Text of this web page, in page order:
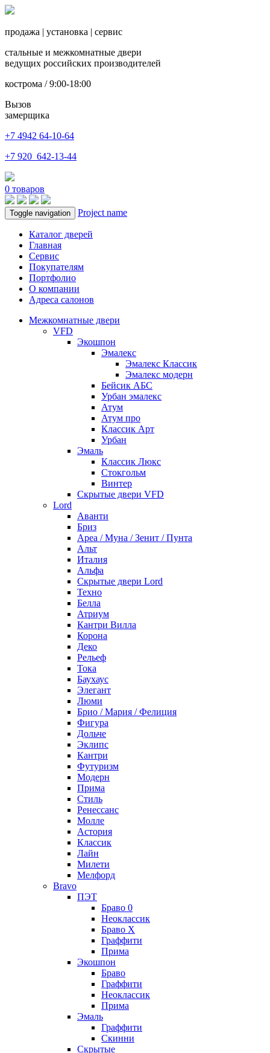
продажа | установка | сервис
стальные и межкомнатные двери
ведущих российских производителей
кострома / 9:00-18:00
Вызов
замерщика
+7 4942 64-10-64
+7 920 642-13-44
0 товаров
Toggle navigation Project name
Каталог дверей
Главная
Сервис
Покупателям
Портфолио
О компании
Адреса салонов
Межкомнатные двери
VFD
Экошпон
Эмалекс
Эмалекс Классик
Эмалекс модерн
Бейсик АБС
Урбан эмалекс
Атум
Атум про
Классик Арт
Урбан
Эмаль
Классик Люкс
Стокгольм
Винтер
Скрытые двери VFD
Lord
Аванти
Бриз
Ареа / Муна / Зенит / Пунта
Альт
Италия
Альфа
Скрытые двери Lord
Техно
Белла
Атриум
Кантри Вилла
Корона
Деко
Рельеф
Тока
Баухаус
Элегант
Люми
Брио / Мария / Фелиция
Фигура
Дольче
Эклипс
Кантри
Футуризм
Модерн
Прима
Стиль
Ренессанс
Молле
Астория
Классик
Лайн
Милети
Мелфорд
Bravo
ПЭТ
Браво 0
Неоклассик
Браво Х
Граффити
Прима
Экошпон
Браво
Граффити
Неоклассик
Прима
Эмаль
Граффити
Скинни
Скрытые